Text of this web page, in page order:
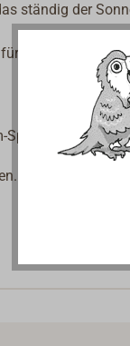
ständig der
Liektaue und